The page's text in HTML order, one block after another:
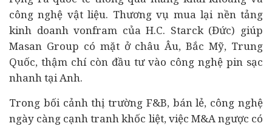
công nghệ vật liệu. Thương vụ mua lại nền tảng
kinh doanh vonfram của H.C. Starck (Đức) giúp
Masan Group có mặt ở châu Âu, Bắc Mỹ, Trung
Quốc, thậm chí còn đầu tưvào công nghệ pin sạc
nhanh tại Anh.
Trong bối cảnh thị trường F&B, bán lẻ, công nghệ
ngày càng cạnh tranh khốc liệt, việc M&A ngược có